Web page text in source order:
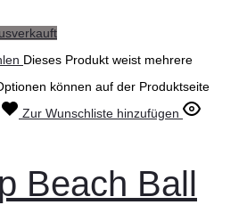
Dieses Produkt weist mehrere
können auf der Produktseite
Zur Wunschliste hinzufügen
Beach Ball